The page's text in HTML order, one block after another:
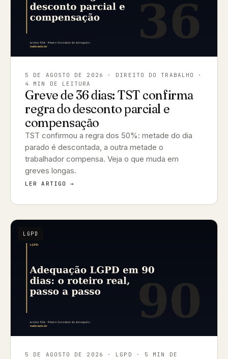
5 DE AGOSTO DE 2026
· DIREITO DO TRABALHO ·
4 MIN DE LEITURA
Greve de 36 dias: TST confirma
regra do desconto parcial e
compensação
TST confirmou a regra dos 50%: metade do dia
parado é descontada, a outra metade o
trabalhador compensa. Veja o que muda em
greves longas.
LER ARTIGO →
LGPD
5 DE AGOSTO DE 2026
· LGPD · 5 MIN DE